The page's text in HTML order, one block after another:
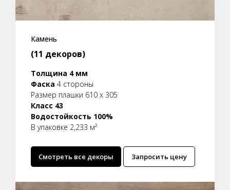
Камень
(11 декоров)
Толщина 4 мм
Фаска 4 стороны
Размер плашки 610 x 305
Класс 43
Водостойкость 100%
В упаковке 2,233 м²
Смотреть все декоры Запросить цену